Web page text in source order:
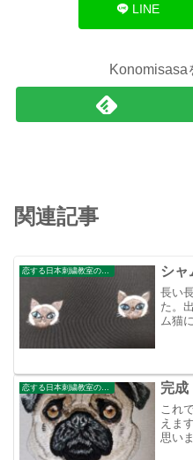
LINE
Konomisasa
関連記事
シャ
長い
た。
ム猫
完成
これ
えま
思い